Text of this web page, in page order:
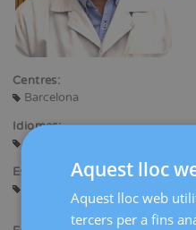
Centres:
Barcelona
Idiomes:
Castellà
Especialitats:Aquest lloc
Aquest lloc web
tercers per a fins